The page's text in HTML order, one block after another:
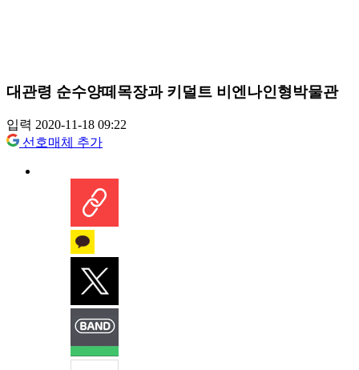
대관령 순수양떼목장과 키덜트 비엔나인형박물관
입력 2020-11-18 09:22
선호매체 추가